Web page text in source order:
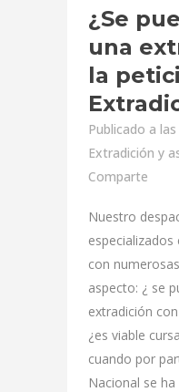
¿Se
una
la
Publicado a
Extradición y
Comparte
Nuestro
con
aspecto: ¿ se
extradición
¿es viable
cuando por
Nacional se